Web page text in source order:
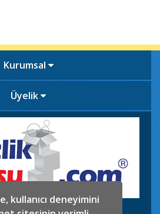
kullanıcı deneyimini
Kurumsal
Üyelik
Sitesi 5.Blok No:29-30